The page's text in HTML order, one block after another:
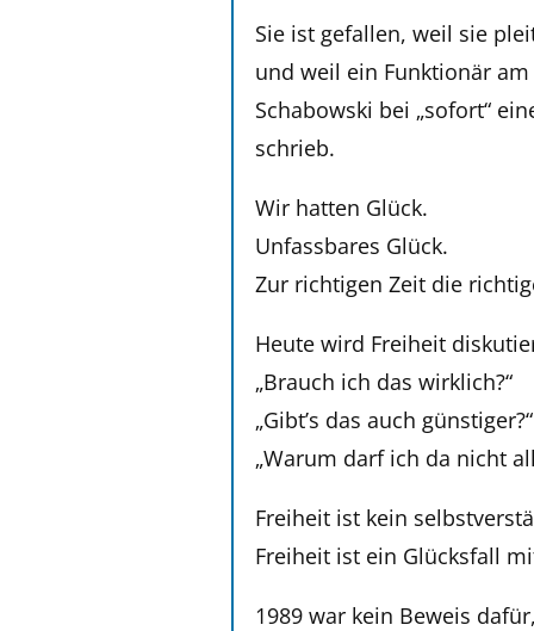
Sie ist gefallen, weil sie
und weil ein Funktionär
Schabowski bei „sofort“
schrieb.
Wir hatten Glück.
Unfassbares Glück.
Zur richtigen Zeit die
Heute wird Freiheit
„Brauch ich das wirklich?“
„Gibt’s das auch günstiger?“
„Warum darf ich da nicht
Freiheit ist kein
Freiheit ist ein Glücksfall
1989 war kein Beweis